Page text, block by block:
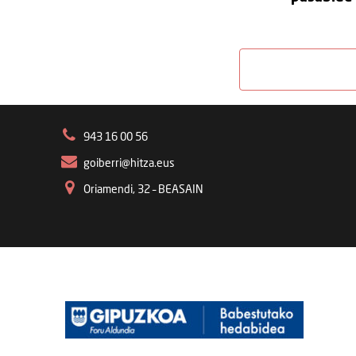
943 16 00 56
goiberri@hitza.eus
Oriamendi, 32 – BEASAIN